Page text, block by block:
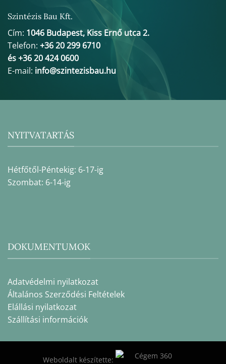
Szintézis Bau Kft.
Cím: 1046 Budapest, Kiss Ernő utca 2.
Telefon: +36 20 299 6710
és +36 20 424 0600
E-mail: info@szintezisbau.hu
NYITVATARTÁS
Hétfőtől-Péntekig: 6-17-ig
Szombat: 6-14-ig
DOKUMENTUMOK
Adatvédelmi nyilatkozat
Általános Szerződési Feltételek
Elállási nyilatkozat
Szállítási információk
Weboldalt készítette: